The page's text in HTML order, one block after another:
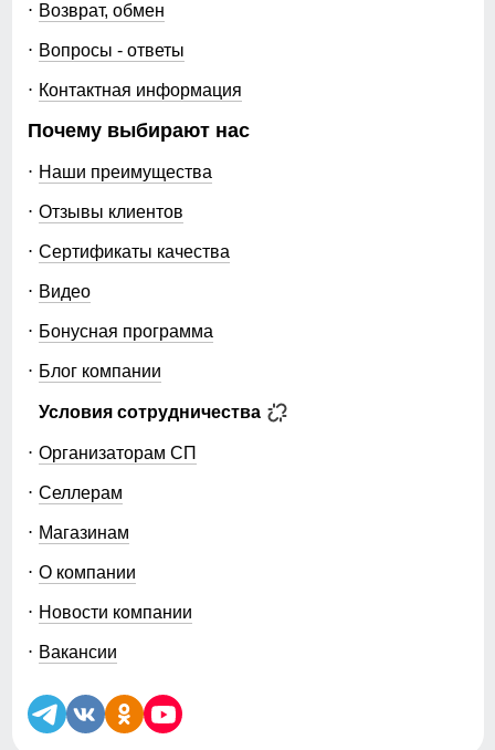
Возврат, обмен
Вопросы - ответы
Контактная информация
Почему выбирают нас
Наши преимущества
Отзывы клиентов
Сертификаты качества
Видео
Бонусная программа
Блог компании
Условия сотрудничества
Организаторам СП
Селлерам
Магазинам
О компании
Новости компании
Вакансии